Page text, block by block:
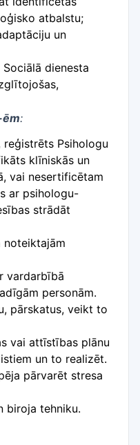
atbalstu;
un
dienesta
:
Psihologu
klīniskās un
vai nesertificētam
ar psihologu-
strādāt
noteiktajām
vardarbībā
personām.
pārskatus, veikt to
vai attīstības plānu
un to realizēt.
pārvarēt stresa
biroja tehniku.